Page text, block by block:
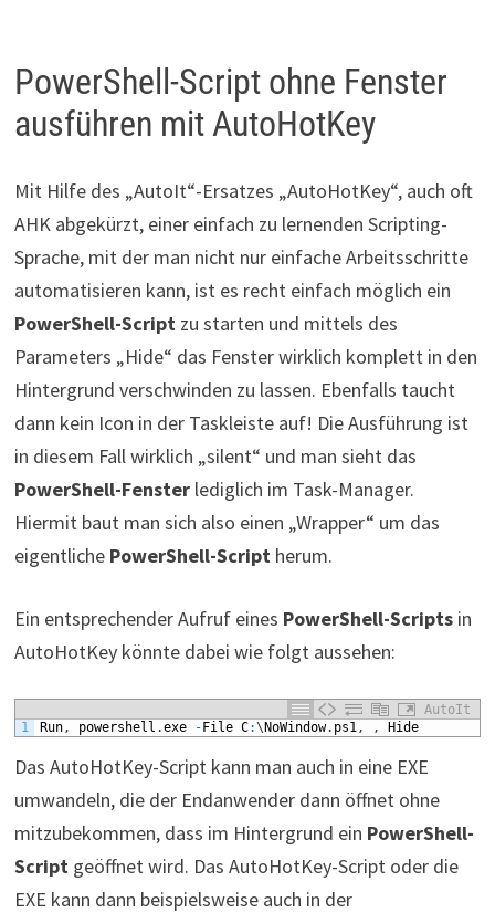
PowerShell-Script ohne Fenster
ausführen mit AutoHotKey
Mit Hilfe des „AutoIt“-Ersatzes „AutoHotKey“, auch oft
AHK abgekürzt, einer einfach zu lernenden Scripting-
Sprache, mit der man nicht nur einfache Arbeitsschritte
automatisieren kann, ist es recht einfach möglich ein
PowerShell-Scriptzu starten und mittels des
Parameters „Hide“ das Fenster wirklich komplett in den
Hintergrund verschwinden zu lassen. Ebenfalls taucht
dann kein Icon in der Taskleiste auf! Die Ausführung ist
in diesem Fall wirklich „silent“ und man sieht das
PowerShell-Fensterlediglich im Task-Manager.
Hiermit baut man sich also einen „Wrapper“ um das
eigentliche PowerShell-Scriptherum.
Ein entsprechender Aufruf eines PowerShell-Scriptsin
AutoHotKey könnte dabei wie folgt aussehen:
AutoIt
1
Run, powershell .exe - File C:\ NoWindow. ps1, , Hide
Das AutoHotKey-Script kann man auch in eine EXE
umwandeln, die der Endanwender dann öffnet ohne
mitzubekommen, dass im Hintergrund ein PowerShell-
Scriptgeöffnet wird. Das AutoHotKey-Script oder die
EXE kann dann beispielsweise auch in der